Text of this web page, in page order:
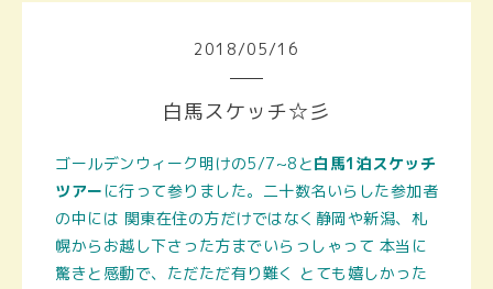
2018/05/16
白馬スケッチ☆彡
ゴールデンウィーク明けの5/7~8と白馬1泊スケッチ
ツアー に行って参りました。二十数名いらした参加者
の中には 関東在住の方だけではなく静岡や新潟、札
幌からお越し下さった方までいらっしゃって 本当に
驚きと感動で、ただただ有り難く とても嬉しかった